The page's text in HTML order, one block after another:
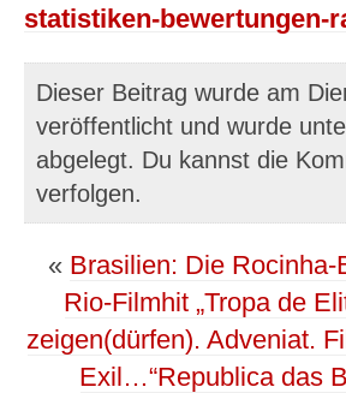
statistiken-bewertungen-
Dieser Beitrag wurde am
veröffentlicht und wurde
abgelegt. Du kannst die
verfolgen.
« Brasilien: Die
Rio-Filmhit „Tropa de
zeigen(dürfen). Adveniat.
Exil…“Republica das